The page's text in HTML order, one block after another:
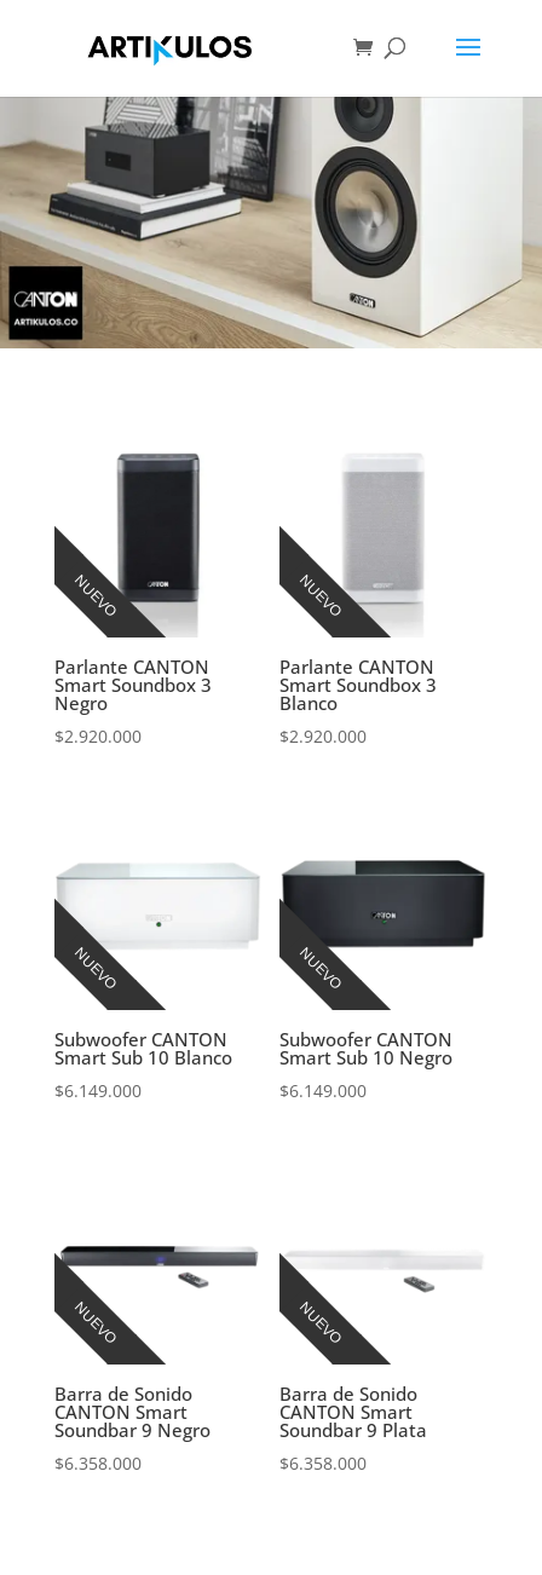
NUEVO
Parlante CANTON
Smart Soundbox 3
Negro
$2.920.000
NUEVO
Parlante CANTON
Smart Soundbox 3
Blanco
$2.920.000
NUEVO
Subwoofer CANTON
Smart Sub 10 Blanco
$6.149.000
NUEVO
Subwoofer CANTON
Smart Sub 10 Negro
$6.149.000
NUEVO
Barra de Sonido
CANTON Smart
Soundbar 9 Negro
$6.358.000
NUEVO
Barra de Sonido
CANTON Smart
Soundbar 9 Plata
$6.358.000